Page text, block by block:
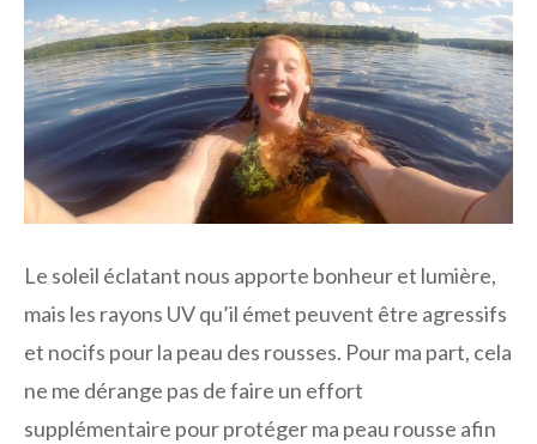
Le soleil éclatant nous apporte bonheur et lumière,
mais les rayons UV qu’il émet peuvent être agressifs
et nocifs pour la peau des rousses. Pour ma part, cela
ne me dérange pas de faire un effort
supplémentaire pour protéger ma peau rousse afin